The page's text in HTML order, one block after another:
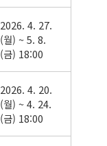
2026. 4. 27.
(월) ~ 5. 8.
(금) 18:00
2026. 4. 20.
(월) ~ 4. 24.
(금) 18:00